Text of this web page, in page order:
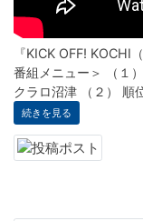
『KICK OFF! KOCHI
番組メニュー＞ （１
クラロ沼津 （２） 順
続きを見る